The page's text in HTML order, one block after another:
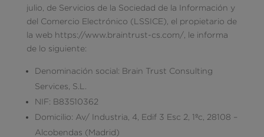
julio, de Servicios de la Sociedad de la Información y
del Comercio Electrónico (LSSICE), el propietario de
la web https://www.braintrust-cs.com/, le informa
de lo siguiente:
Denominación social: Brain Trust Consulting
Services, S.L.
NIF: B83510362
Domicilio: Av/ Industria, 4, Edif 3 Esc 2, 1ºc, 28108 –
Alcobendas (Madrid)